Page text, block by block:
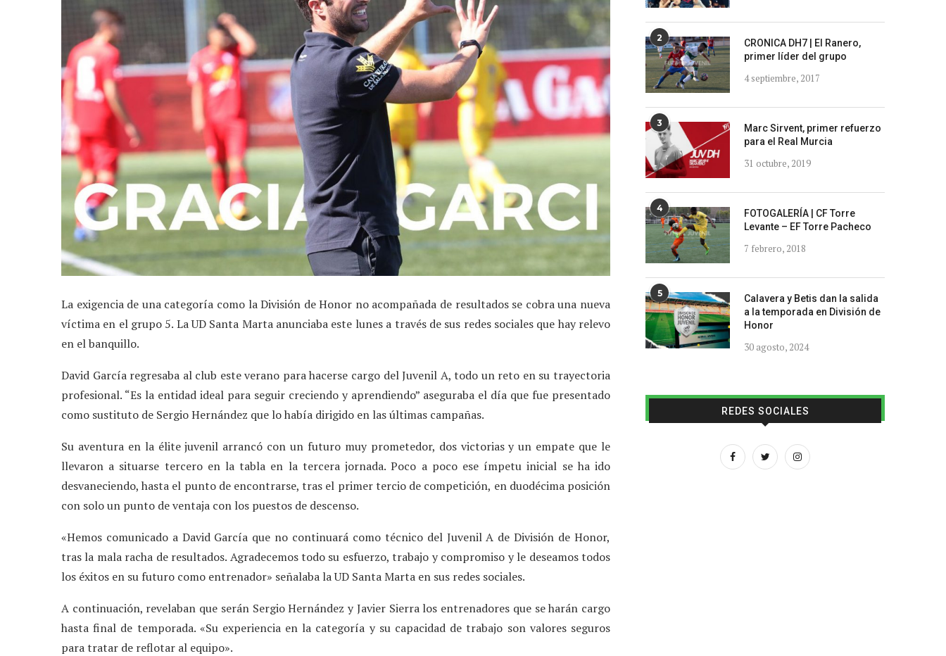
La exigencia de una categoría como la División de Honor no acompañada de resultados se cobra una nueva
víctima en el grupo 5. La UD Santa Marta anunciaba este lunes a través de sus redes sociales que hay relevo
en el banquillo.
David García regresaba al club este verano para hacerse cargo del Juvenil A, todo un reto en su trayectoria
profesional. “Es la entidad ideal para seguir creciendo y aprendiendo” aseguraba el día que fue presentado
como sustituto de Sergio Hernández que lo había dirigido en las últimas campañas.
Su aventura en la élite juvenil arrancó con un futuro muy prometedor, dos victorias y un empate que le
llevaron a situarse tercero en la tabla en la tercera jornada. Poco a poco ese ímpetu inicial se ha ido
desvaneciendo, hasta el punto de encontrarse, tras el primer tercio de competición, en duodécima posición
con solo un punto de ventaja con los puestos de descenso.
«Hemos comunicado a David García que no continuará como técnico del Juvenil A de División de Honor,
tras la mala racha de resultados. Agradecemos todo su esfuerzo, trabajo y compromiso y le deseamos todos
los éxitos en su futuro como entrenador» señalaba la UD Santa Marta en sus redes sociales.
A continuación, revelaban que serán Sergio Hernández y Javier Sierra los entrenadores que se harán cargo
hasta final de temporada. «Su experiencia en la categoría y su capacidad de trabajo son valores seguros
para tratar de reflotar al equipo».
2
CRONICA DH7 | El Ranero,
primer líder del grupo
4 septiembre, 2017
3
Marc Sirvent, primer refuerzo
para el Real Murcia
31 octubre, 2019
4
FOTOGALERÍA | CF Torre
Levante – EF Torre Pacheco
7 febrero, 2018
5
Calavera y Betis dan la salida
a la temporada en División de
Honor
30 agosto, 2024
REDES SOCIALES